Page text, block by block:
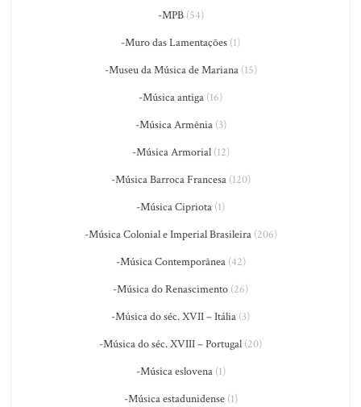
-MPB(54)
-Muro das Lamentações (1)
-Museu da Música de Mariana(15)
-Música antiga (16)
-Música Armênia(3)
-Música Armorial(12)
-Música Barroca Francesa(120)
-Música Cipriota (1)
-Música Colonial e Imperial Brasileira(206)
-Música Contemporânea(42)
-Música do Renascimento (26)
-Música do séc. XVII – Itália (3)
-Música do séc. XVIII – Portugal (20)
-Música eslovena(1)
-Música estadunidense(1)